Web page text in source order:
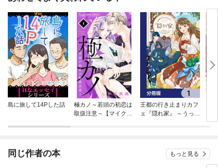
島に旅して14Pした話
極カノ～若頭の初恋は
取扱注意～【マイク
王都の行き止まりカフ
ェ『隠れ家』 ～うっか
～
同じ作者の本 もっと見る